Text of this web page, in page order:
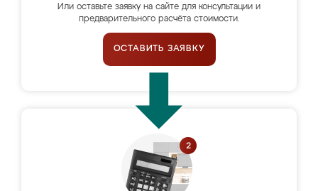
Или оставьте заявку на сайте для консультации и
предварительного расчёта стоимости.
ОСТАВИТЬ ЗАЯВКУ